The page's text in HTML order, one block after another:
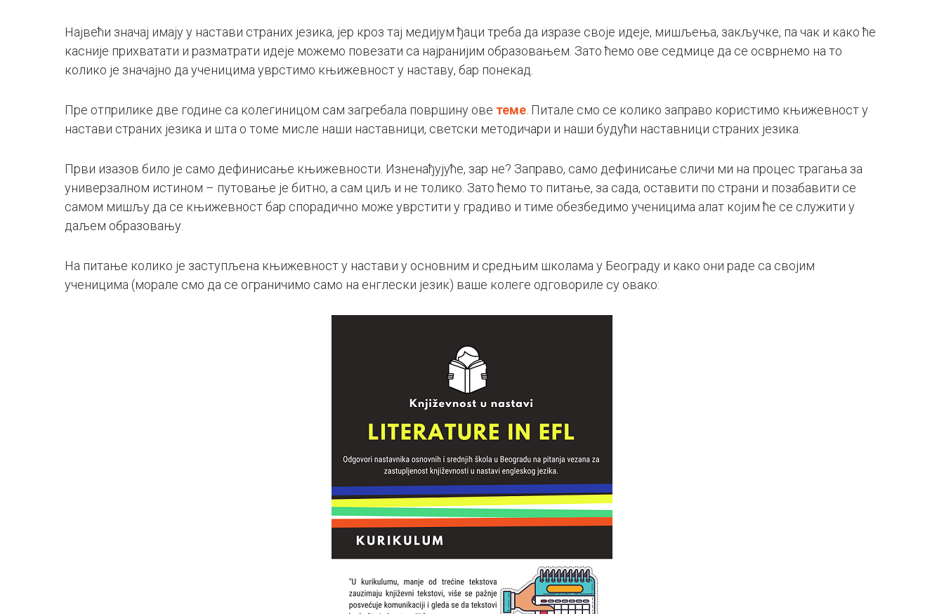
Највећи значај имају у настави страних језика, јер кроз тај медијум ђаци треба да изразе своје идеје, мишљења, закључке, па чак и како ће
касније прихватати и разматрати идеје можемо повезати са најранијим образовањем. Зато ћемо ове седмице да се осврнемо на то
колико је значајно да ученицима уврстимо књижевност у наставу, бар понекад.
Пре отприлике две године са колегиницом сам загребала површину ове теме . Питале смо се колико заправо користимо књижевност у
настави страних језика и шта о томе мисле наши наставници, светски методичари и наши будући наставници страних језика.
Први изазов било је само дефинисање књижевности. Изненађујуће, зар не? Заправо, само дефинисање сличи ми на процес трагања за
универзалном истином – путовање је битно, а сам циљ и не толико. Зато ћемо то питање, за сада, оставити по страни и позабавити се
самом мишљу да се књижевност бар спорадично може уврстити у градиво и тиме обезбедимо ученицима алат којим ће се служити у
даљем образовању.
На питање колико је заступљена књижевност у настави у основним и средњим школама у Београду и како они раде са својим
ученицима (морале смо да се ограничимо само на енглески језик) ваше колеге одговориле су овако: